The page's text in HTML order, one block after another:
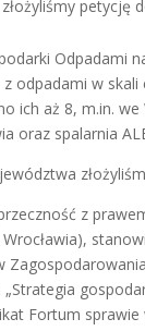
petycję
Odpadami
odpadami w
ich aż 8, m.in.
oraz spalarnia
z
Fortum